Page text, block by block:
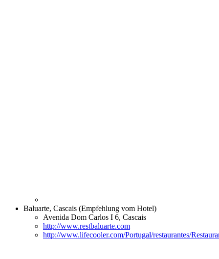
Baluarte, Cascais (Empfehlung vom Hotel)
Avenida Dom Carlos I 6, Cascais
http://www.restbaluarte.com
http://www.lifecooler.com/Portugal/restaurantes/